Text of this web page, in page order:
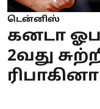
டென்னிஸ்
கனடா
2வது